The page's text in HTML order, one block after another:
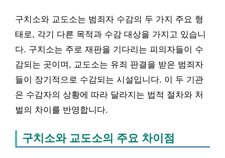
구치소와 교도소는 범죄자 수감의 두 가지 주요 형
태로, 각기 다른 목적과 수감 대상을 가지고 있습니
다. 구치소는 주로 재판을 기다리는 피의자들이 수
감되는 곳이며, 교도소는 유죄 판결을 받은 범죄자
들이 장기적으로 수감되는 시설입니다. 이 두 기관
은 수감자의 상황에 따라 달라지는 법적 절차와 처
벌의 차이를 반영합니다.
구치소와 교도소의 주요 차이점